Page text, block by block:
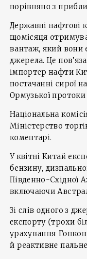
порівняно з
Державні нафтові
щомісяця
вантаж, який вони
джерела. Це
імпортер нафти
постачанні сирої
Ормузької протоки
Національна
Міністерство
коментарі.
У квітні Китай
бензину,
Південно-Східної
включаючи
Зі слів одного з
експорту (трохи
урахування
й реактивне